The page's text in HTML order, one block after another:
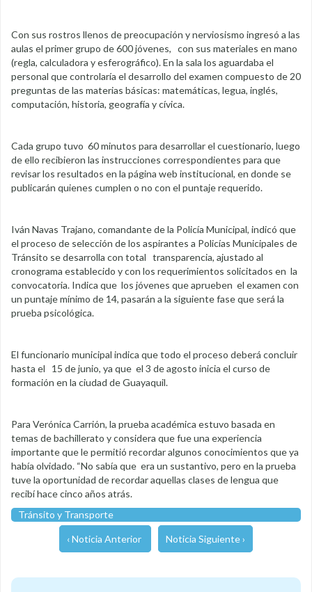
Con sus rostros llenos de preocupación y nerviosismo ingresó a las
aulas el primer grupo de 600 jóvenes, con sus materiales en mano
(regla, calculadora y esferográfico). En la sala los aguardaba el
personal que controlaría el desarrollo del examen compuesto de 20
preguntas de las materias básicas: matemáticas, legua, inglés,
computación, historia, geografía y cívica.
Cada grupo tuvo 60 minutos para desarrollar el cuestionario, luego
de ello recibieron las instrucciones correspondientes para que
revisar los resultados en la página web institucional, en donde se
publicarán quienes cumplen o no con el puntaje requerido.
Iván Navas Trajano, comandante de la Policía Municipal, indicó que
el proceso de selección de los aspirantes a Policías Municipales de
Tránsito se desarrolla con total transparencia, ajustado al
cronograma establecido y con los requerimientos solicitados en la
convocatoria. Indica que los jóvenes que aprueben el examen con
un puntaje mínimo de 14, pasarán a la siguiente fase que será la
prueba psicológica.
El funcionario municipal indica que todo el proceso deberá concluir
hasta el 15 de junio, ya que el 3 de agosto inicia el curso de
formación en la ciudad de Guayaquil.
Para Verónica Carrión, la prueba académica estuvo basada en
temas de bachillerato y considera que fue una experiencia
importante que le permitió recordar algunos conocimientos que ya
había olvidado. “No sabía que era un sustantivo, pero en la prueba
tuve la oportunidad de recordar aquellas clases de lengua que
recibí hace cinco años atrás.
Tránsito y Transporte
‹ Noticia Anterior Noticia Siguiente ›